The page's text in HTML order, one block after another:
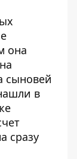
она
сыновей
в
сразу